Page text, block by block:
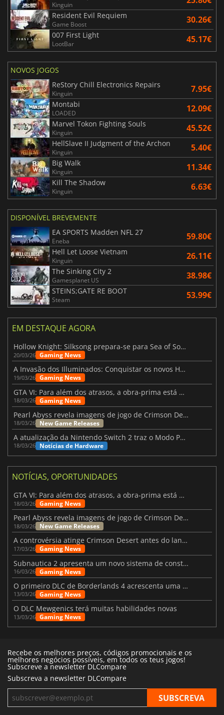
Kinguin
Resident Evil Requiem
Game Boost 30.26€
007 First Light
LootBar 45.17€
NOVOS JOGOS
ReStory Chill Electronics Repairs
Kinguin 7.95€
Montabi
LOADED 12.09€
Marvel Tokon Fighting Souls
Kinguin 45.52€
HellSlave II Judgment of the Archon
Kinguin 5.40€
Big Walk
Kinguin 11.34€
Kill The Shadow
Kinguin 6.63€
DISPONÍVEL BREVEMENTE
EA SPORTS Madden NFL 27
Eneba 59.80€
Hell Let Loose Vietnam
Kinguin 26.11€
The Sinking City 2
Gamesplanet US 38.98€
STEINS;GATE RE BOOT
Steam 53.99€
EM DESTAQUE AGORA
Hollow Knight: Silksong prepara-se para Sea of Sorrow com um patch
20/03/26 Gaming News
A Invasão dos Illuminados: Conquistar os novos Helldivers 2 Atualização!
19/03/26 Gaming News
GTA VI: Para além dos atrasos, a obra-prima está quase a chegar
18/03/26 Gaming News
Pearl Abyss revela imagens de jogo de Crimson Desert para a PS5
18/03/26 New Game Releases
A atualização da Nintendo Switch 2 traz o Modo Portátil aos jogos mais antigos da Switch
18/03/26 Notícias de Hardware
NOTÍCIAS, OPORTUNIDADES
GTA VI: Para além dos atrasos, a obra-prima está quase a chegar
18/03/26 Gaming News
Pearl Abyss revela imagens de jogo de Crimson Desert para a PS5
18/03/26 New Game Releases
A controvérsia atinge Crimson Desert antes do lançamento
17/03/26 Gaming News
Subnautica 2 apresenta um novo sistema de construção de bases
16/03/26 Gaming News
O primeiro DLC de Borderlands 4 acrescenta uma nova personagem e muito mais
13/03/26 Gaming News
O DLC Mewgenics terá muitas habilidades novas
13/03/26 Gaming News
Recebe os melhores preços, códigos promocionais e os
melhores negócios possíveis, em todos os teus jogos!
Subscreve a newsletter DLCompare
Subscreva a newsletter DLCompare